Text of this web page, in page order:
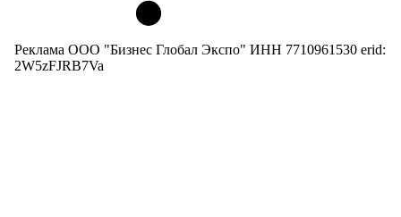
Реклама ООО "Бизнес Глобал Экспо" ИНН 7710961530 erid:
2W5zFJRB7Va